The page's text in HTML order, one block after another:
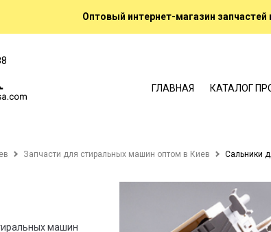
Оптовый интернет-магазин
ГЛАВНАЯ КАТАЛОГ
Запчасти для стиральных машин оптом в Киев Сальники
машин